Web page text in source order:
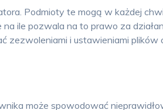
Podmioty te mogą w każdej
ile pozwala na to prawo za
i ustawieniami plików
może spowodować